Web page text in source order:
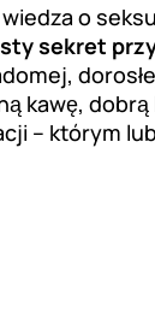
o
sekret
kawę,
– którym